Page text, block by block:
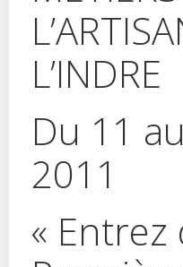
L’INDRE
Du 11
2011
« Entrez